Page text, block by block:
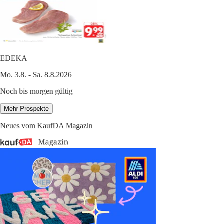
EDEKA
Mo. 3.8. - Sa. 8.8.2026
Noch bis morgen gültig
Mehr Prospekte
Neues vom KaufDA Magazin